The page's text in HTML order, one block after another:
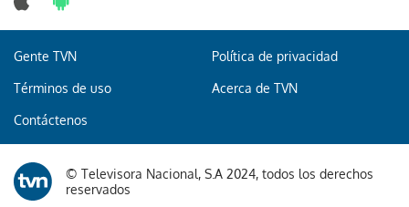
Gente TVN Política de privacidad
Términos de uso Acerca de TVN
Contáctenos
© Televisora Nacional, S.A 2024, todos los derechos
reservados